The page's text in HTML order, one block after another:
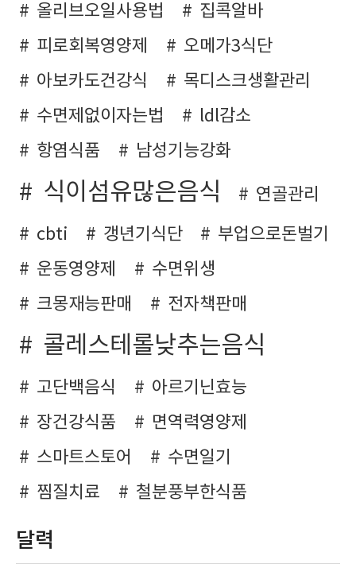
올리브오일사용법
집콕알바
피로회복영양제
오메가3식단
아보카도건강식
목디스크생활관리
수면제없이자는법
ldl감소
항염식품
남성기능강화
식이섬유많은음식
연골관리
cbti
갱년기식단
부업으로돈벌기
운동영양제
수면위생
크몽재능판매
전자책판매
콜레스테롤낮추는음식
고단백음식
아르기닌효능
장건강식품
면역력영양제
스마트스토어
수면일기
찜질치료
철분풍부한식품
달력